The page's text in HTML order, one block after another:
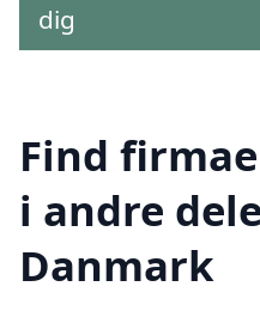
dig
Find
i andre
Danmark